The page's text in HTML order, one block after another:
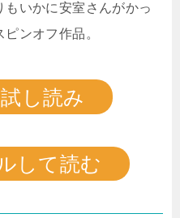
いかに安室さんがかっ
ンオフ作品。
し読み
して読む